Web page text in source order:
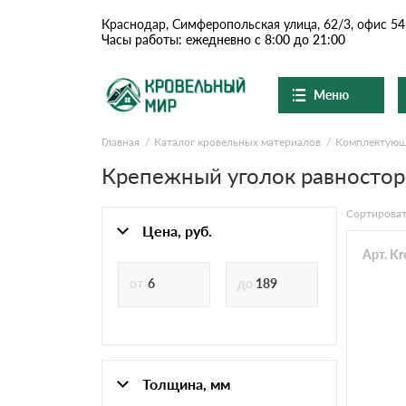
Краснодар, Симферопольская улица, 62/3, офис 54
Часы работы: ежедневно с 8:00 до 21:00
Меню
О компании
Доставка и оплата
Вопросы-ответы
Ондулин и шифер
Сланцевая кровля
Главная Каталог кровельных материалов
Крепежный уголок
Цена, руб.
Толщина, мм
Арт.